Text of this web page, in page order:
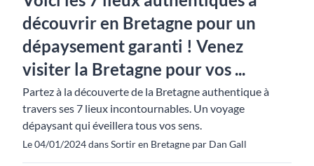
découvrir en Bretagne pour un
dépaysement garanti ! Venez
visiter la Bretagne pour vos ...
Partez à la découverte de la Bretagne authentique à
travers ses 7 lieux incontournables. Un voyage
dépaysant qui éveillera tous vos sens.
Le 04/01/2024 dans Sortir en Bretagne par Dan Gall